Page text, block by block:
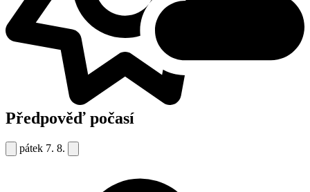
Předpověď počasí
pátek 7. 8.